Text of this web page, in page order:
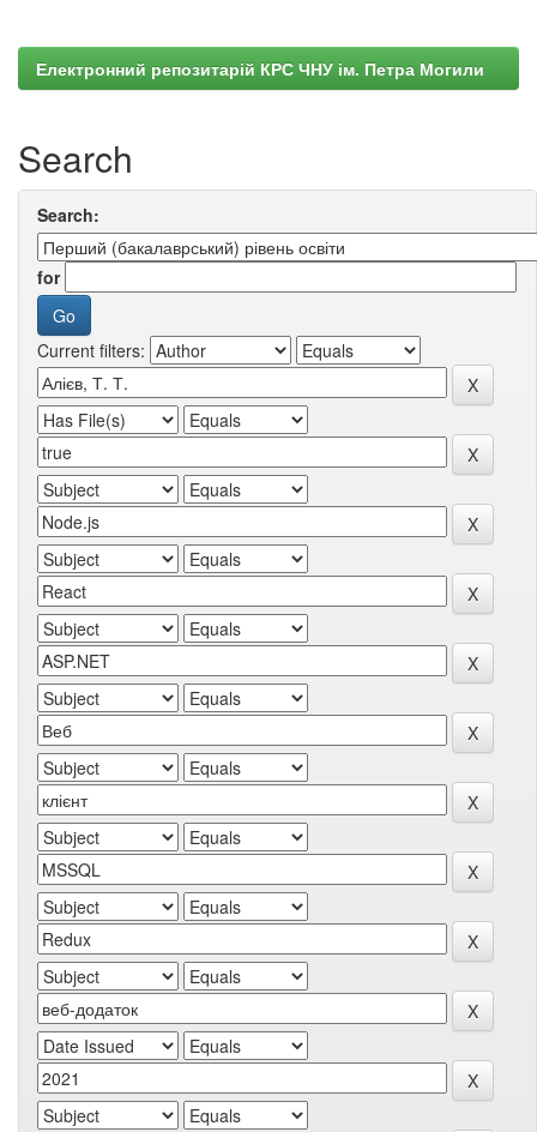
Електронний репозитарій КРС ЧНУ ім. Петра Могили
Search
Search:
for
Current filters: